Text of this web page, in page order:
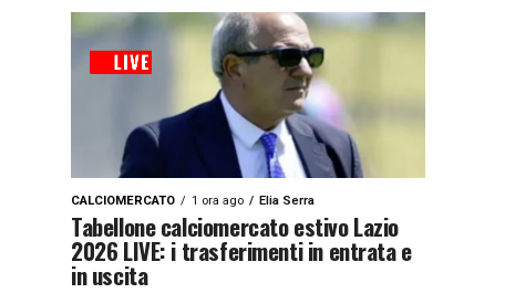
CALCIOMERCATO 1 ora ago Elia Serra
Tabellone calciomercato estivo Lazio
2026 LIVE: i trasferimenti in entrata e
in uscita